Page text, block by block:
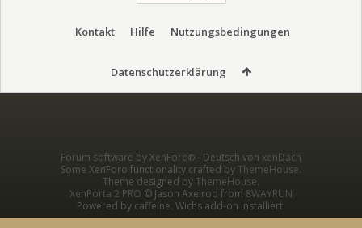
Kontakt Hilfe Nutzungsbedingungen
Datenschutzerklärung
Forum software by XenForo® - Deutsch von xenDach
Some XenForo functionality crafted byThemeHouse.
Theme designed byThemeHouse.
XenPorta 2 PRO © Jason Axelrod from 8WAYRUN
Powered by caffeine. Wichs add-on installiert.